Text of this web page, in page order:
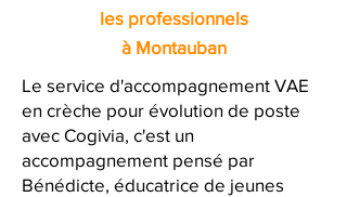
les professionnels
à Montauban
Le service d'accompagnement VAE
en crèche pour évolution de poste
avec Cogivia, c'est un
accompagnement pensé par
Bénédicte, éducatrice de jeunes